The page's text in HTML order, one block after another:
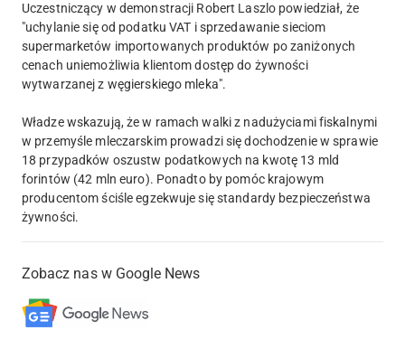
Uczestniczący w demonstracji Robert Laszlo powiedział, że
"uchylanie się od podatku VAT i sprzedawanie sieciom
supermarketów importowanych produktów po zaniżonych
cenach uniemożliwia klientom dostęp do żywności
wytwarzanej z węgierskiego mleka".
Władze wskazują, że w ramach walki z nadużyciami fiskalnymi
w przemyśle mleczarskim prowadzi się dochodzenie w sprawie
18 przypadków oszustw podatkowych na kwotę 13 mld
forintów (42 mln euro). Ponadto by pomóc krajowym
producentom ściśle egzekwuje się standardy bezpieczeństwa
żywności.
Zobacz nas w Google News